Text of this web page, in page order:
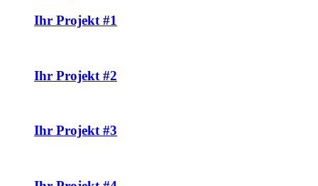
Ihr Projekt #1
Ihr Projekt #2
Ihr Projekt #3